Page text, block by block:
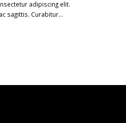
adipiscing elit.
sagittis. Curabitur…